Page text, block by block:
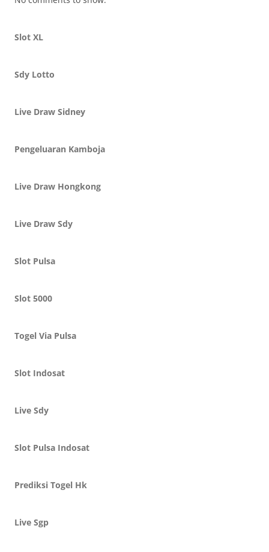
Slot XL
Sdy Lotto
Live Draw Sidney
Pengeluaran Kamboja
Live Draw Hongkong
Live Draw Sdy
Slot Pulsa
Slot 5000
Togel Via Pulsa
Slot Indosat
Live Sdy
Slot Pulsa Indosat
Prediksi Togel Hk
Live Sgp